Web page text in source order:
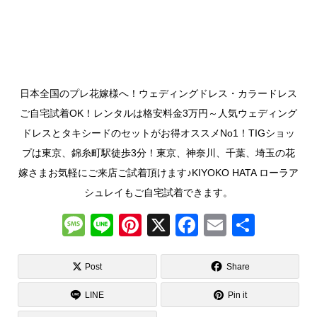
日本全国のプレ花嫁様へ！ウェディングドレス・カラードレス
ご自宅試着OK！レンタルは格安料金3万円～人気ウェディング
ドレスとタキシードのセットがお得オススメNo1！TIGショッ
プは東京、錦糸町駅徒歩3分！東京、神奈川、千葉、埼玉の花
嫁さまお気軽にご来店ご試着頂けます♪KIYOKO HATA ローラア
シュレイもご自宅試着できます。
M
e
ss
a
Li
n
Pi
nt
X
F
a
c
e
E
m
ail
有
Post Share
LINE Pin it